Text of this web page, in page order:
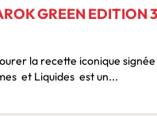
GREEN EDITION
et Liquides est un...